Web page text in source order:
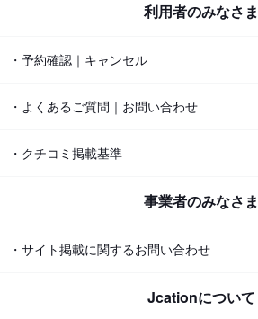
利用者のみなさま
・予約確認｜キャンセル
・よくあるご質問｜お問い合わせ
・クチコミ掲載基準
事業者のみなさま
・サイト掲載に関するお問い合わせ
Jcationについて